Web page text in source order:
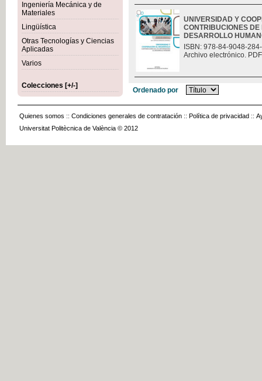
Ingeniería Mecánica y de
Materiales
Lingüística
Otras Tecnologías y Ciencias
Aplicadas
Varios
Colecciones [+/-]
UNIVERSIDAD Y
CONTRIBUCIONES
DESARROLLO
ISBN: 978-84-9048-
Archivo electrónico.
Ordenado por
Quienes somos :: Condiciones generales de contratación :: Política de privacidad ::
Universitat Politècnica de València © 2012